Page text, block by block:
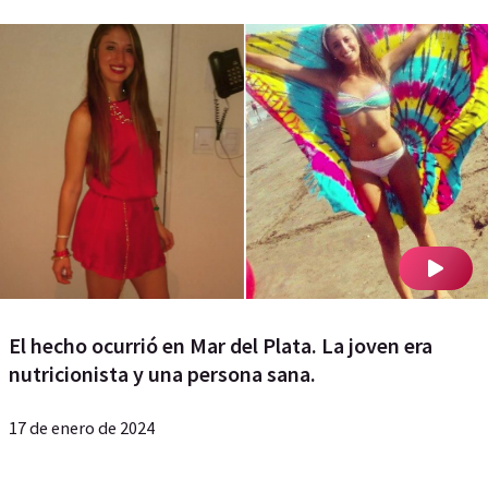
El hecho ocurrió en Mar del Plata. La joven era
nutricionista y una persona sana.
17 de enero de 2024